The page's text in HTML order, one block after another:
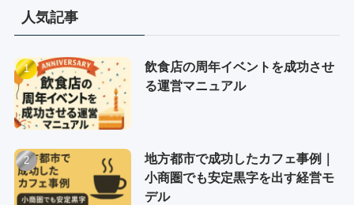
人気記事
飲食店の周年イベントを成功させ
る運営マニュアル
地方都市で成功したカフェ事例｜
小商圏でも安定黒字を出す経営モ
デル